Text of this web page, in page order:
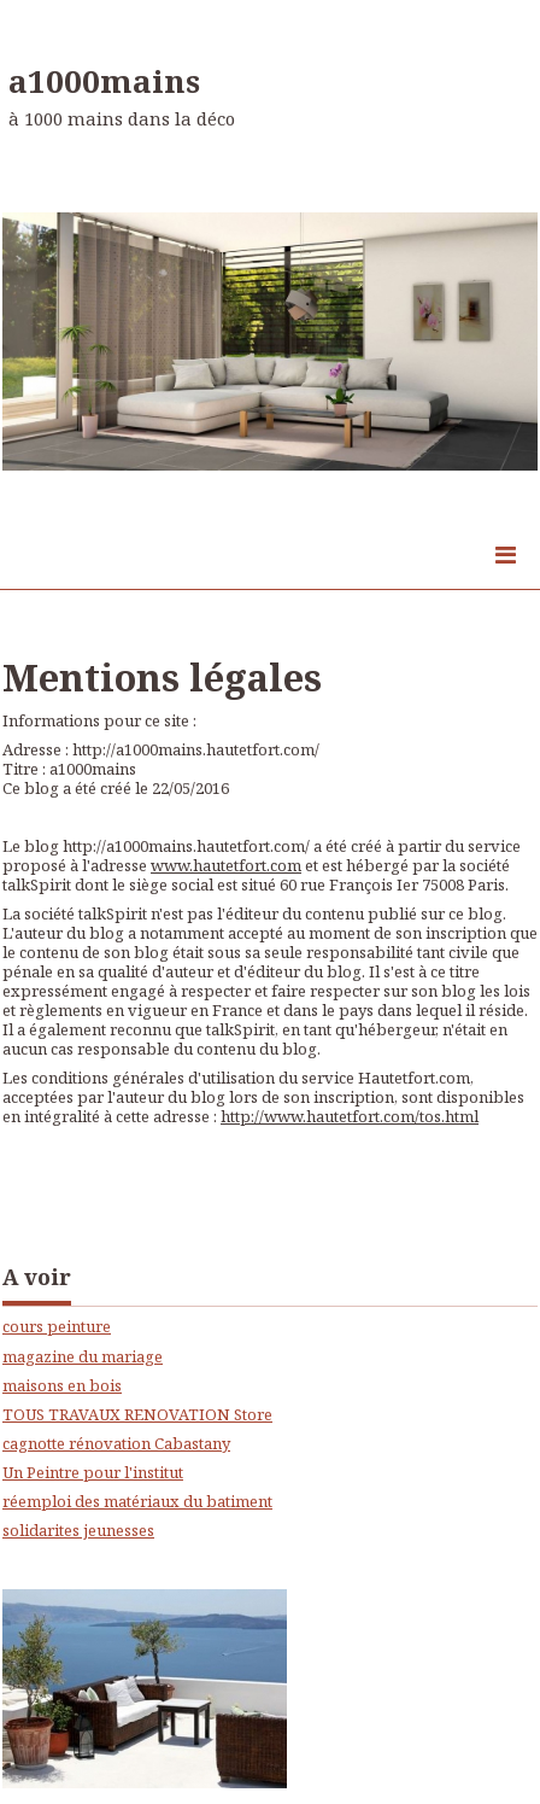
a1000mains
à 1000 mains dans la déco
Mentions légales
Informations pour ce site :
Adresse : http://a1000mains.hautetfort.com/
Titre : a1000mains
Ce blog a été créé le 22/05/2016
Le blog http://a1000mains.hautetfort.com/ a été créé à partir du service
proposé à l'adresse www.hautetfort.comet est hébergé par la société
talkSpirit dont le siège social est situé 60 rue François Ier 75008 Paris.
La société talkSpirit n'est pas l'éditeur du contenu publié sur ce blog.
L'auteur du blog a notamment accepté au moment de son inscription que
le contenu de son blog était sous sa seule responsabilité tant civile que
pénale en sa qualité d'auteur et d'éditeur du blog. Il s'est à ce titre
expressément engagé à respecter et faire respecter sur son blog les lois
et règlements en vigueur en France et dans le pays dans lequel il réside.
Il a également reconnu que talkSpirit, en tant qu'hébergeur, n'était en
aucun cas responsable du contenu du blog.
Les conditions générales d'utilisation du service Hautetfort.com,
acceptées par l'auteur du blog lors de son inscription, sont disponibles
en intégralité à cette adresse : http://www.hautetfort.com/tos.html
A voir
cours peinture
magazine du mariage
maisons en bois
TOUS TRAVAUX RENOVATION Store
cagnotte rénovation Cabastany
Un Peintre pour l'institut
réemploi des matériaux du batiment
solidarites jeunesses